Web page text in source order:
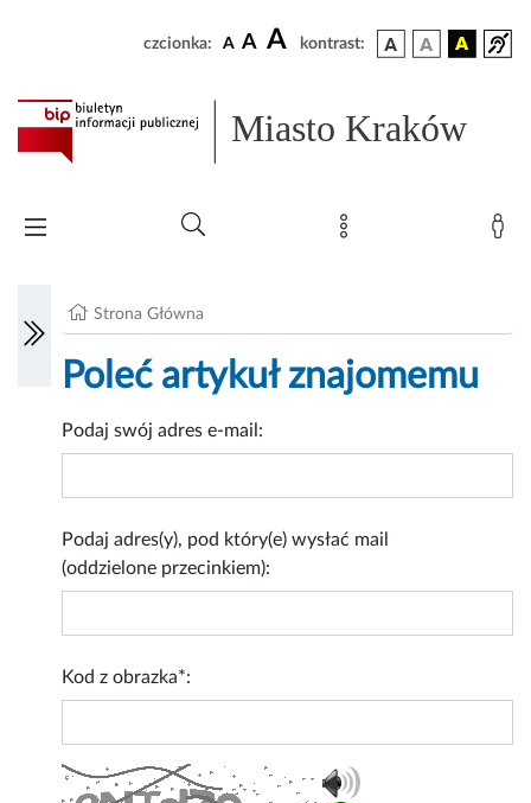
czcionka: A A A kontrast:
Miasto Kraków
Strona Główna
Poleć artykuł znajomemu
Podaj swój adres e-mail:
Podaj adres(y), pod który(e) wysłać mail
(oddzielone przecinkiem):
Kod z obrazka*: